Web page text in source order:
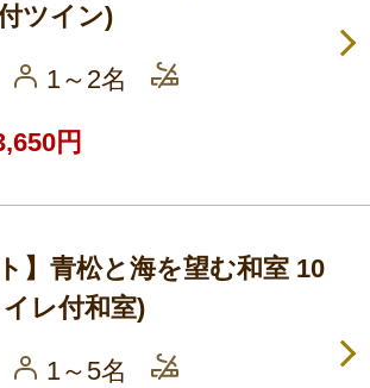
ツイン)
1～2名
円
】青松と海を望む和室 10
レ付和室)
1～5名